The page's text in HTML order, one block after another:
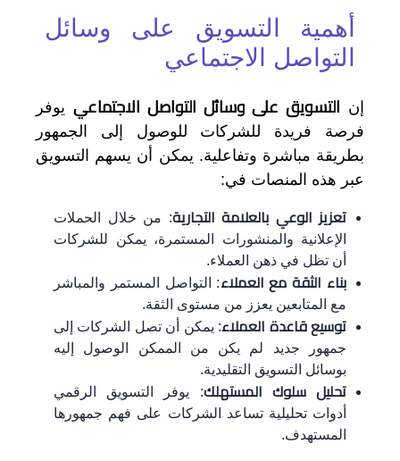
أهمية التسويق على وسائل
التواصل الاجتماعي
إن التسويق على وسائل التواصل الاجتماعييوفر
فرصة فريدة للشركات للوصول إلى الجمهور
بطريقة مباشرة وتفاعلية. يمكن أن يسهم التسويق
عبر هذه المنصات في:
تعزيز الوعي بالعلامة التجارية: من خلال الحملات
الإعلانية والمنشورات المستمرة، يمكن للشركات
أن تظل في ذهن العملاء.
بناء الثقة مع العملاء: التواصل المستمر والمباشر
مع المتابعين يعزز من مستوى الثقة.
توسيع قاعدة العملاء: يمكن أن تصل الشركات إلى
جمهور جديد لم يكن من الممكن الوصول إليه
بوسائل التسويق التقليدية.
تحليل سلوك المستهلك: يوفر التسويق الرقمي
أدوات تحليلية تساعد الشركات على فهم جمهورها
المستهدف.